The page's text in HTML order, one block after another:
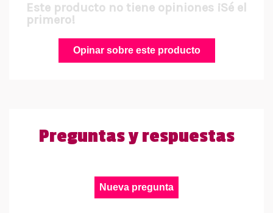
Este producto no tiene opiniones ¡Sé el
primero!
Opinar sobre este producto
Preguntas y respuestas
Nueva pregunta